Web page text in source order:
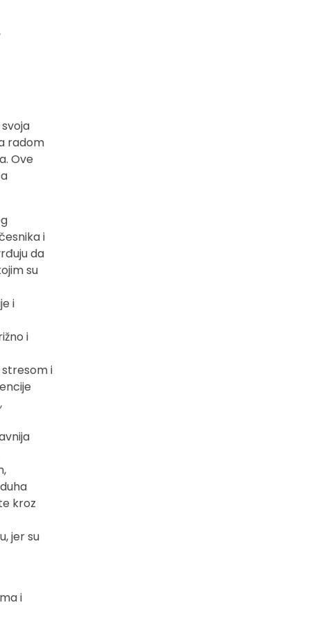
radom
Ove
i
da
su
i
i
i
kroz
jer su
i